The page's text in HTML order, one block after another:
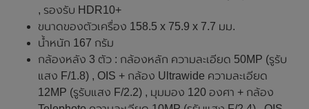
, รองรับ HDR10+
ขนาดของตัวเครื่อง 158.5 x 75.9 x 7.7 มม.
น้ำหนัก 167 กรัม
กล้องหลัง 3 ตัว : กล้องหลัก ความละเอียด 50MP (รูรับ
แสง F/1.8) , OIS + กล้อง Ultrawide ความละเอียด
12MP (รูรับแสง F/2.2) , มุมมอง 120 องศา + กล้อง